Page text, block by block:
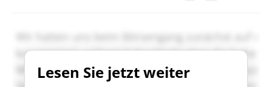
Lesen Sie jetzt weiter